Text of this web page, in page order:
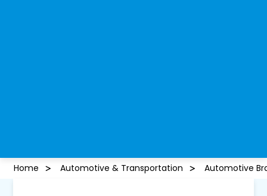
Home Automotive & Transportation Automotive